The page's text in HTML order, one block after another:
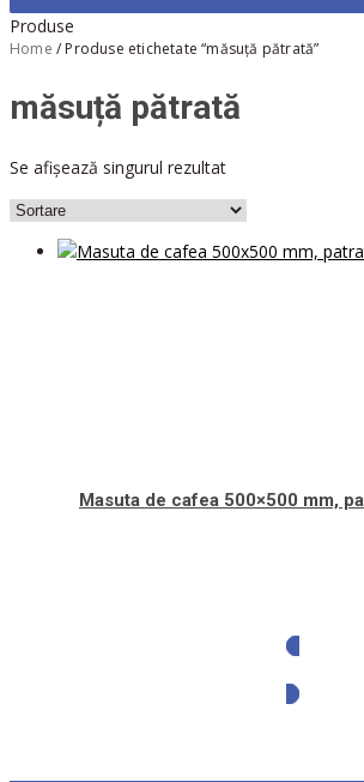
Produse
Home / Produse etichetate “măsuță pătrată”
măsuță pătrată
Se afișează singurul rezultat
Masuta de cafea 500×500 mm,